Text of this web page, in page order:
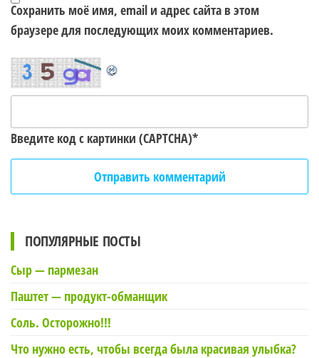
Сохранить моё имя, email и адрес сайта в этом
браузере для последующих моих комментариев.
Введите код с картинки (CAPTCHA)*
ПОПУЛЯРНЫЕ ПОСТЫ
Сыр — пармезан
Паштет — продукт-обманщик
Соль. Осторожно!!!
Что нужно есть, чтобы всегда была красивая улыбка?